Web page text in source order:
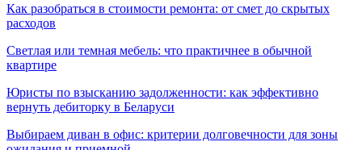
Как разобраться в стоимости ремонта: от смет до скрытых
расходов
Светлая или темная мебель: что практичнее в обычной
квартире
Юристы по взысканию задолженности: как эффективно
вернуть дебиторку в Беларуси
Выбираем диван в офис: критерии долговечности для зоны